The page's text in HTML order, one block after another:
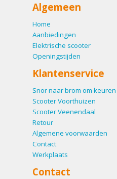
Algemeen
Home
Aanbiedingen
Elektrische scooter
Openingstijden
Klantenservice
Snor naar brom om keuren
Scooter Voorthuizen
Scooter Veenendaal
Retour
Algemene voorwaarden
Contact
Werkplaats
Contact